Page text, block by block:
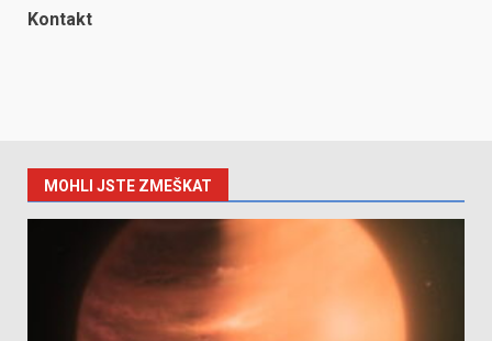
Kontakt
MOHLI JSTE ZMEŠKAT